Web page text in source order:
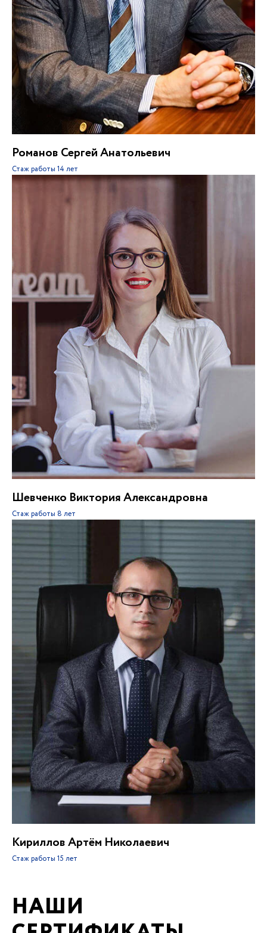
Романов Сергей Анатольевич
Стаж работы 14 лет
Шевченко Виктория Александровна
Стаж работы 8 лет
Кириллов Артём Николаевич
Стаж работы 15 лет
НАШИ